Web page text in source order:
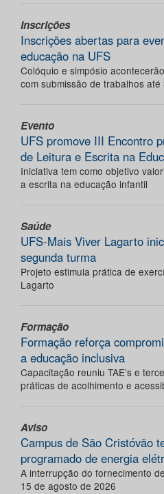
Inscrições
Inscrições abertas para
educação na UFS
Colóquio e simpósio
com submissão de trabalhos
Evento
UFS promove III Encontro
de Leitura e Escrita na
Iniciativa tem como objetivo
a escrita na educação infantil
Saúde
UFS-Mais Viver Lagarto
segunda turma
Projeto estimula prática de
Lagarto
Formação
Formação reforça
a educação inclusiva
Capacitação reuniu TAE’s e
práticas de acolhimento e
Aviso
Campus de São Cristóvão
programado de energia
A interrupção do fornecimento
15 de agosto de 2026